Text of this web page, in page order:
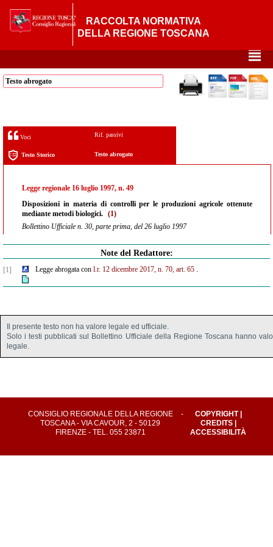
RACCOLTA NORMATIVA
DELLA REGIONE TOSCANA
²
Testo abrogato
Voci Rif. passivi
Testo Storico Testo abrogato
Legge regionale 16 luglio 1997, n. 49
Disposizioni in materia di controlli per le produzioni agricole ottenute
mediante metodi biologici. (1)
Bollettino Ufficiale n. 30, parte prima, del 26 luglio 1997
Note del Redattore:
[1] Legge abrogata con l.r. 12 dicembre 2017, n. 70, art. 65.
Il presente testo non ha valore legale ed ufficiale.
Solo i testi pubblicati sul Bollettino Ufficiale della Regione Toscana hanno
legale.
CONSIGLIO REGIONALE DELLA REGIONE
TOSCANA - VIA CAVOUR, 2 - 50129
FIRENZE - TEL. 055 23871
- COPYRIGHT|
CREDITS|
ACCESSIBILITÀ